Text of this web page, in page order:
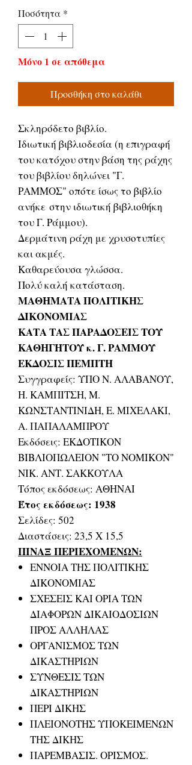
Ποσότητα *
Μόνο 1 σε απόθεμα
Προσθήκη στο καλάθι
Σκληρόδετο βιβλίο.
Ιδιωτική βιβλιοδεσία (η επιγραφή
του κατόχου στην βάση της ράχης
του βιβλίου δηλώνει "Γ.
ΡΑΜΜΟΣ" οπότε ίσως το βιβλίο
ανήκε στην ιδιωτική βιβλιοθήκη
του Γ. Ράμμου).
Δερμάτινη ράχη με χρυσοτυπίες
και ακμές.
Καθαρεύουσα γλώσσα.
Πολύ καλή κατάσταση.
ΜΑΘΗΜΑΤΑ ΠΟΛΙΤΙΚΗΣ
ΔΙΚΟΝΟΜΙΑΣ
ΚΑΤΑ ΤΑΣ ΠΑΡΑΔΟΣΕΙΣ ΤΟΥ
ΚΑΘΗΓΗΤΟΥ κ. Γ. ΡΑΜΜΟΥ
ΕΚΔΟΣΙΣ ΠΕΜΠΤΗ
Συγγραφείς: ΥΠΟ Ν. ΑΛΑΒΑΝΟΥ,
Η. ΚΑΜΠΙΤΣΗ, Μ.
ΚΩΝΣΤΑΝΤΙΝΙΔΗ, Ε. ΜΙΧΕΛΑΚΙ,
Α. ΠΑΠΑΛΑΜΠΡΟΥ
Εκδόσεις: ΕΚΔΟΤΙΚΟΝ
ΒΙΒΛΙΟΠΩΛΕΙΟΝ "ΤΟ ΝΟΜΙΚΟΝ"
ΝΙΚ. ΑΝΤ. ΣΑΚΚΟΥΛΑ
Τόπος εκδόσεως: ΑΘΗΝΑΙ
Έτος εκδόσεως: 1938
Σελίδες: 502
Διαστάσεις: 23,5 Χ 15,5
ΠΙΝΑΞ ΠΕΡΙΕΧΟΜΕΝΩΝ:
ΕΝΝΟΙΑ ΤΗΣ ΠΟΛΙΤΙΚΗΣ
ΔΙΚΟΝΟΜΙΑΣ
ΣΧΕΣΕΙΣ ΚΑΙ ΟΡΙΑ ΤΩΝ
ΔΙΑΦΟΡΩΝ ΔΙΚΑΙΟΔΟΣΙΩΝ
ΠΡΟΣ ΑΛΛΗΛΑΣ
ΟΡΓΑΝΙΣΜΟΣ ΤΩΝ
ΔΙΚΑΣΤΗΡΙΩΝ
ΣΥΝΘΕΣΙΣ ΤΩΝ
ΔΙΚΑΣΤΗΡΙΩΝ
ΠΕΡΙ ΔΙΚΗΣ
ΠΛΕΙΟΝΟΤΗΣ ΥΠΟΚΕΙΜΕΝΩΝ
ΤΗΣ ΔΙΚΗΣ
ΠΑΡΕΜΒΑΣΙΣ. ΟΡΙΣΜΟΣ.